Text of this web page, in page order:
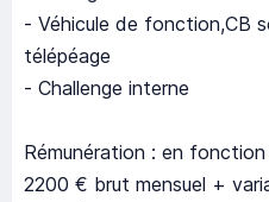
- Véhicule de fonction,CB
télépéage
- Challenge interne
Rémunération : en
2200 € brut mensuel +